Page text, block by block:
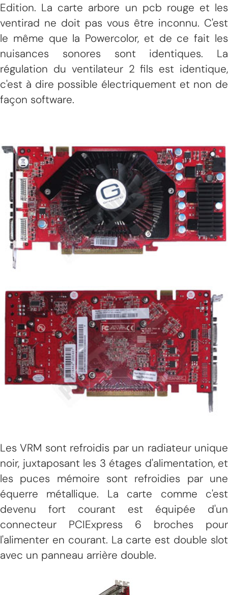
Edition. La carte arbore un pcb rouge et les
ventirad ne doit pas vous être inconnu. C'est
le même que la Powercolor, et de ce fait les
nuisances sonores sont identiques. La
régulation du ventilateur 2 fils est identique,
c'est à dire possible électriquement et non de
façon software.
Les VRM sont refroidis par un radiateur unique
noir, juxtaposant les 3 étages d'alimentation, et
les puces mémoire sont refroidies par une
équerre métallique. La carte comme c'est
devenu fort courant est équipée d'un
connecteur PCIExpress 6 broches pour
l'alimenter en courant. La carte est double slot
avec un panneau arrière double.